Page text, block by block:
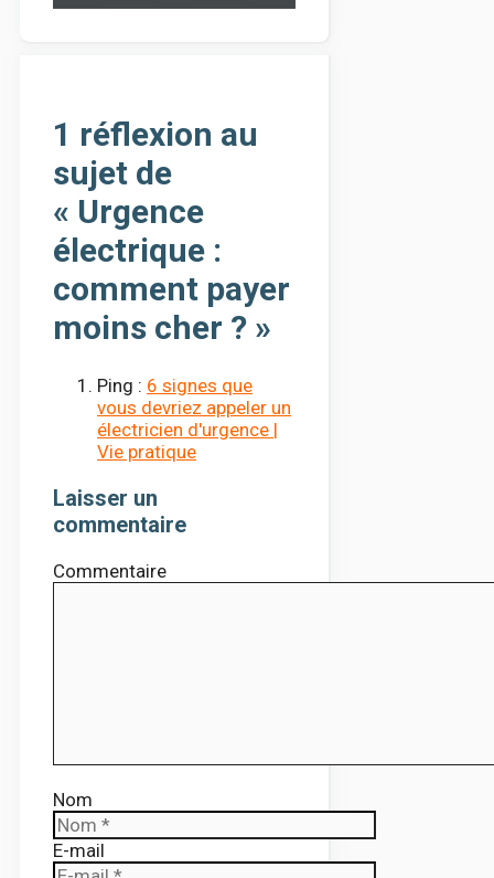
1 réflexion au
sujet de
« Urgence
électrique :
comment payer
moins cher ? »
Ping : 6 signes que
vous devriez appeler un
électricien d'urgence |
Vie pratique
Laisser un
commentaire
Commentaire
Nom
E-mail